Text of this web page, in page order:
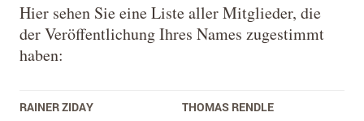
Hier sehen Sie eine Liste aller Mitglieder, die
der Veröffentlichung Ihres Names zugestimmt
haben:
RAINER ZIDAY THOMAS RENDLE